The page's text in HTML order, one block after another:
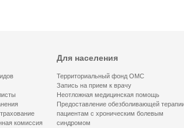
комиссия
Для населения
Территориальный фонд ОМС
Запись на прием к врачу
Неотложная медицинская помощь
Предоставление обезболивающей
пациентам с хроническим болевым
синдромом